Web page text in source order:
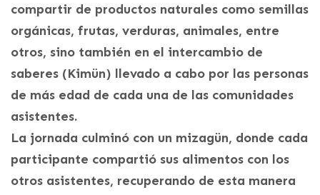
compartir de productos naturales como semillas
orgánicas, frutas, verduras, animales, entre
otros, sino también en el intercambio de
saberes (Kimün) llevado a cabo por las personas
de más edad de cada una de las comunidades
asistentes.
La jornada culminó con un mizagün, donde cada
participante compartió sus alimentos con los
otros asistentes, recuperando de esta manera